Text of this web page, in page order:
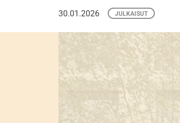
30.01.2026 JULKAISUT